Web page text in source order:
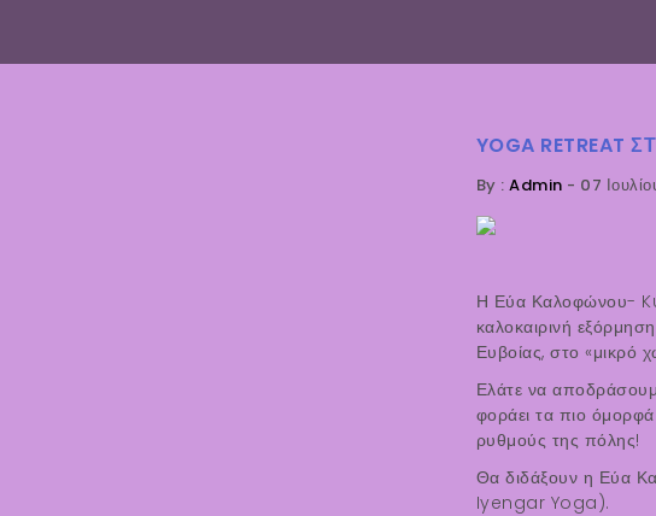
YOGA RETREAT
By : Admin - 07
Η Εύα Καλοφώνου-
καλοκαιρινή
Ευβοίας, στο «μικρό
Ελάτε να
φοράει τα πιο
ρυθμούς της πόλης!
Θα διδάξουν η Εύα
Iyengar Yoga).